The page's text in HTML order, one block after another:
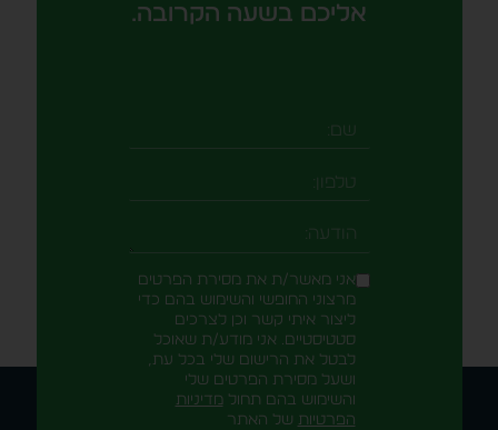
אליכם בשעה הקרובה.
שם
טלפון
הודעה
אני מאשר/ת את מסירת הפרטים
מרצוני החופשי והשימוש בהם כדי
ליצור איתי קשר וכן לצרכים
סטטיסטיים. אני מודע/ת שאוכל
לבטל את הרישום שלי בכל עת,
ושעל מסירת הפרטים שלי
והשימוש בהם תחול מדיניות
הפרטיות של האתר